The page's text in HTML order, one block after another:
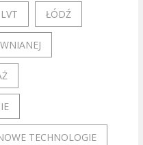
LVT ŁÓDŹ
TECHNOLOGIE